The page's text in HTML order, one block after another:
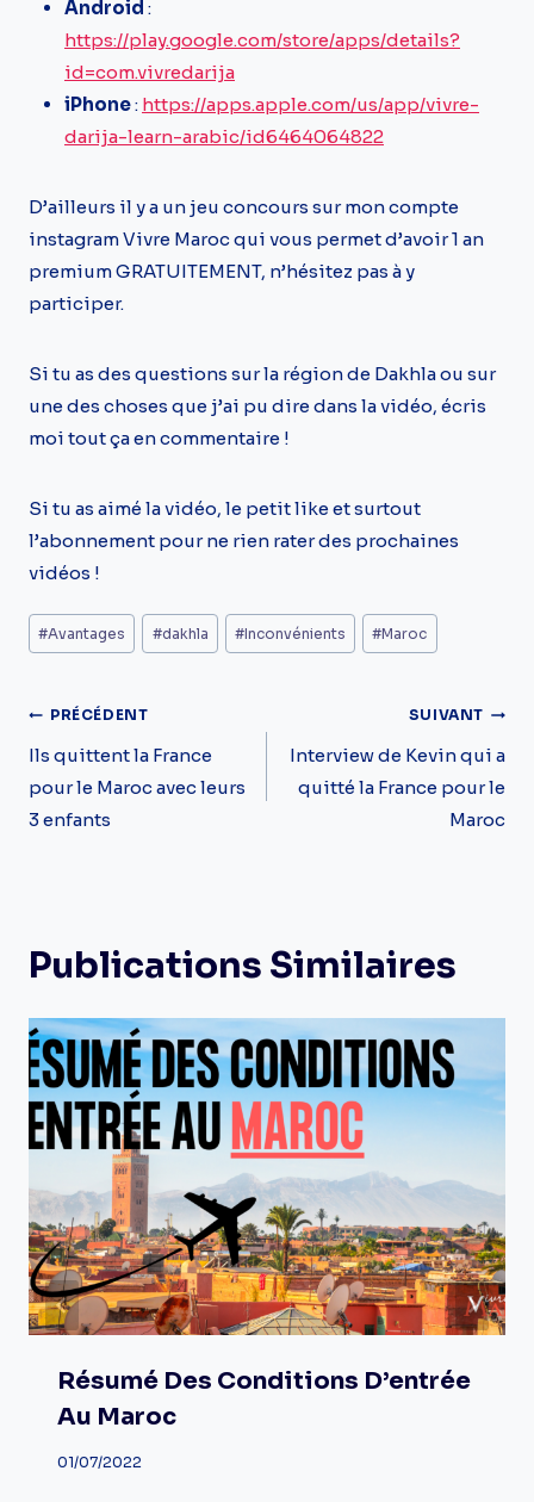
Android :
https://play.google.com/store/apps/details?
id=com.vivredarija
iPhone: https://apps.apple.com/us/app/vivre-
darija-learn-arabic/id6464064822
D’ailleurs il y a un jeu concours sur mon compte
instagram Vivre Maroc qui vous permet d’avoir 1 an
premium GRATUITEMENT, n’hésitez pas à y
participer.
Si tu as des questions sur la région de Dakhla ou sur
une des choses que j’ai pu dire dans la vidéo, écris
moi tout ça en commentaire !
Si tu as aimé la vidéo, le petit like et surtout
l’abonnement pour ne rien rater des prochaines
vidéos !
Étiquettes
de
publication :
#Avantages #dakhla #Inconvénients #Maroc
Navigation
De
L’article
PRÉCÉDENT
Ils quittent la France
pour le Maroc avec leurs
3 enfants
SUIVANT
Interview de Kevin qui a
quitté la France pour le
Maroc
Publications Similaires
Résumé Des Conditions D’entrée
Au Maroc
01/07/2022